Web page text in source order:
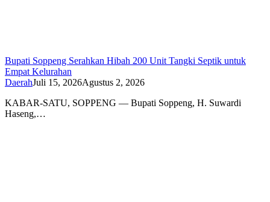
Bupati Soppeng Serahkan Hibah 200 Unit Tangki Septik untuk
Empat Kelurahan
DaerahJuli 15, 2026Agustus 2, 2026
KABAR-SATU, SOPPENG — Bupati Soppeng, H. Suwardi
Haseng,…